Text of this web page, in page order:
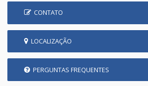
CONTATO
LOCALIZAÇÃO
PERGUNTAS FREQUENTES